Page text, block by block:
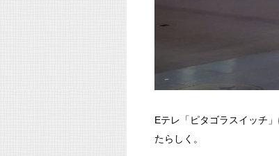
Eテレ「ピタゴラスイッチ
たらしく。